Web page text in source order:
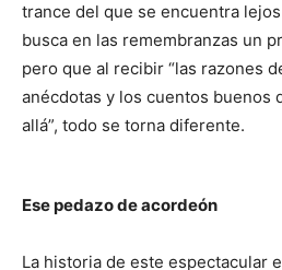
trance del que se encuentra
busca en las remembranzas un
pero que al recibir “las razones
anécdotas y los cuentos buenos
allá”, todo se torna diferente.
Ese pedazo de acordeón
La historia de este espectacular